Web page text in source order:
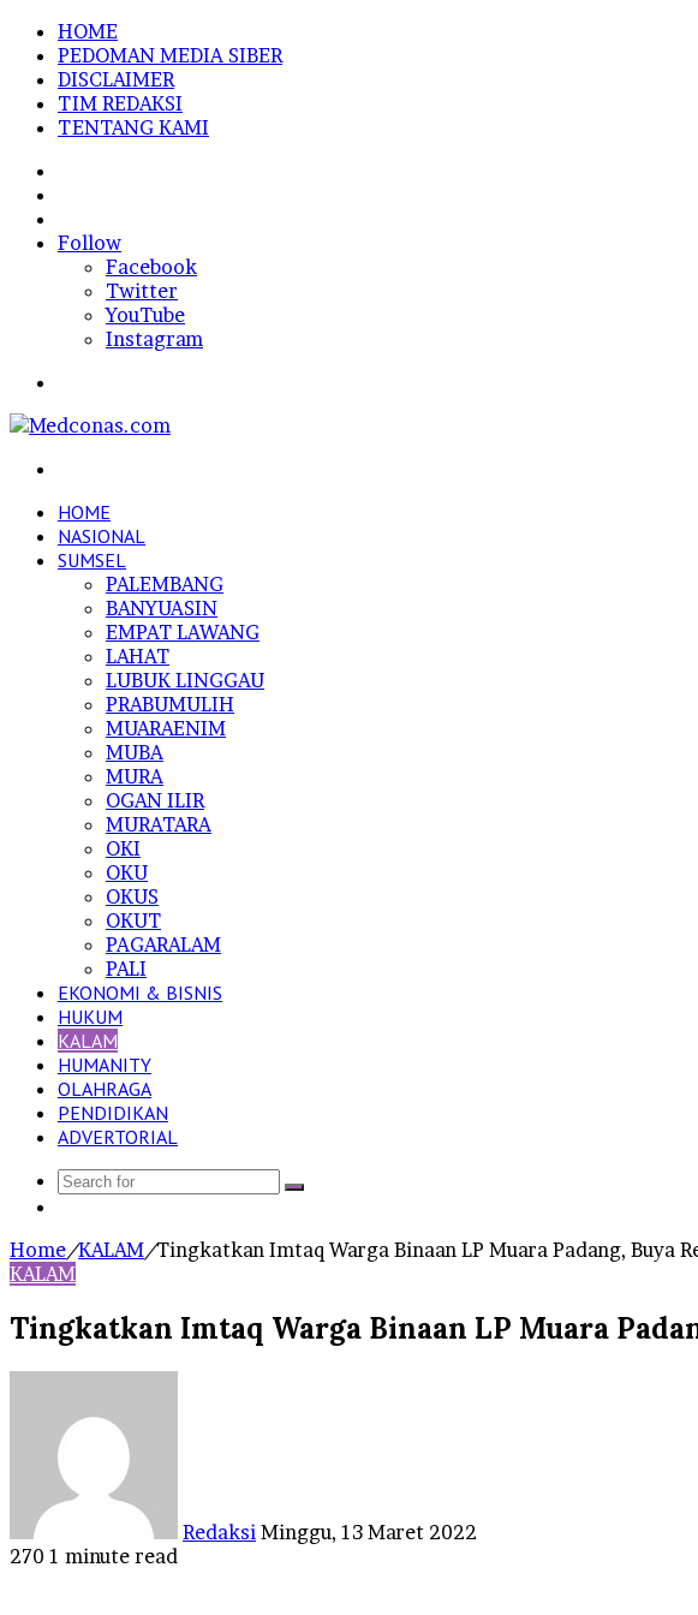
HOME
PEDOMAN MEDIA SIBER
DISCLAIMER
TIM REDAKSI
TENTANG KAMI
In
Follow
Facebook
Twitter
YouTube
Instagram
HOME
NASIONAL
SUMSEL
PALEMBANG
BANYUASIN
EMPAT LAWANG
LAHAT
LUBUK LINGGAU
PRABUMULIH
MUARAENIM
MUBA
MURA
OGAN ILIR
MURATARA
OKI
OKU
OKUS
OKUT
PAGARALAM
PALI
EKONOMI & BISNIS
HUKUM
KALAM
HUMANITY
OLAHRAGA
PENDIDIKAN
ADVERTORIAL
Search
Home/KALAM/Tingkatkan Imtaq Warga Binaan LP Muara Padang, Buya
KALAM
Tingkatkan Imtaq Warga Binaan LP Muara
Redaksi Minggu, 13 Maret 2022
270 1 minute read